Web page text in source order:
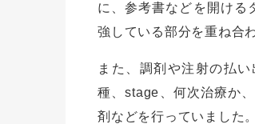
に、参考書などを開ける
強している部分を重ね合
また、調剤や注射の払
種、stage、何次治療か
剤などを行っていました。